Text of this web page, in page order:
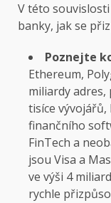
V této
banky, jak se
Poznejte
Ethereum,
miliardy
tisíce
finančního
FinTech a
jsou Visa a
ve výši 4
rychle